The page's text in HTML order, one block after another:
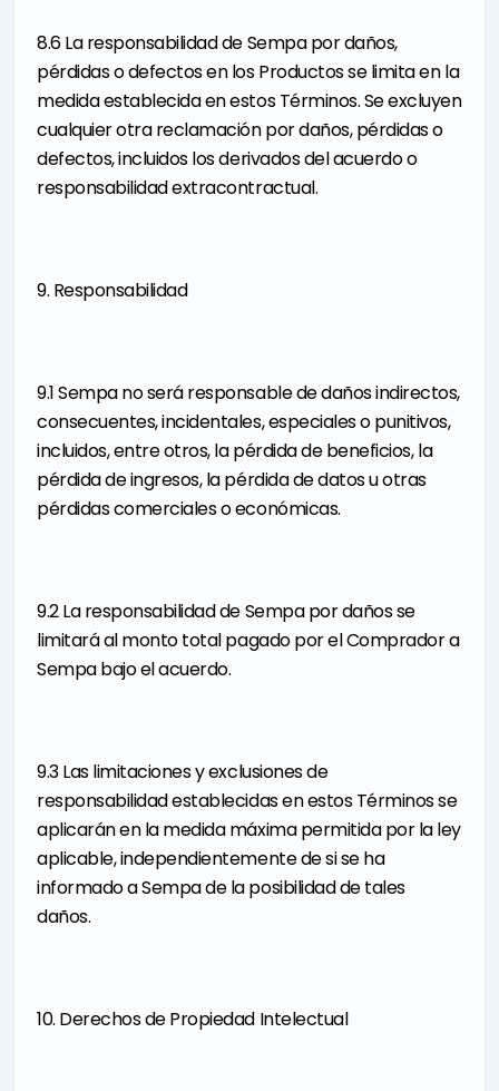
8.6 La responsabilidad de Sempa por daños,
pérdidas o defectos en los Productos se limita en la
medida establecida en estos Términos. Se excluyen
cualquier otra reclamación por daños, pérdidas o
defectos, incluidos los derivados del acuerdo o
responsabilidad extracontractual.
9. Responsabilidad
9.1 Sempa no será responsable de daños indirectos,
consecuentes, incidentales, especiales o punitivos,
incluidos, entre otros, la pérdida de beneficios, la
pérdida de ingresos, la pérdida de datos u otras
pérdidas comerciales o económicas.
9.2 La responsabilidad de Sempa por daños se
limitará al monto total pagado por el Comprador a
Sempa bajo el acuerdo.
9.3 Las limitaciones y exclusiones de
responsabilidad establecidas en estos Términos se
aplicarán en la medida máxima permitida por la ley
aplicable, independientemente de si se ha
informado a Sempa de la posibilidad de tales
daños.
10. Derechos de Propiedad Intelectual